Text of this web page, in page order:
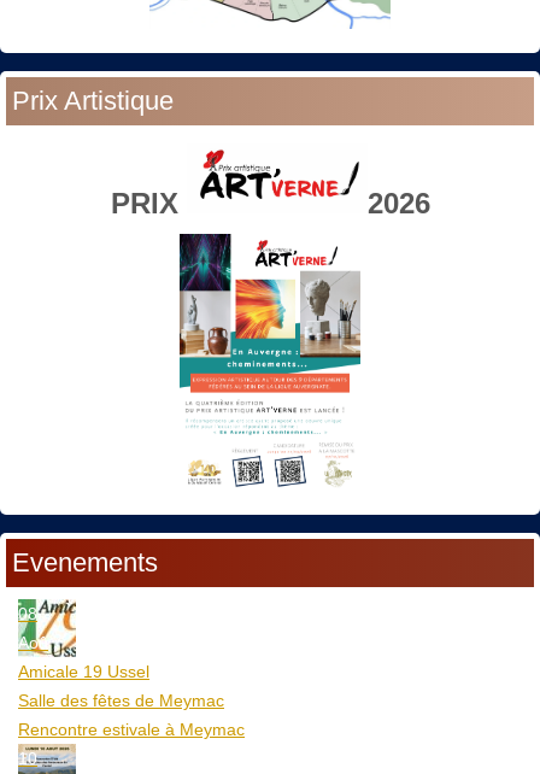
Prix Artistique
PRIX 2026
Evenements
08
Aoû
Amicale 19 Ussel
Salle des fêtes de Meymac
Rencontre estivale à Meymac
10